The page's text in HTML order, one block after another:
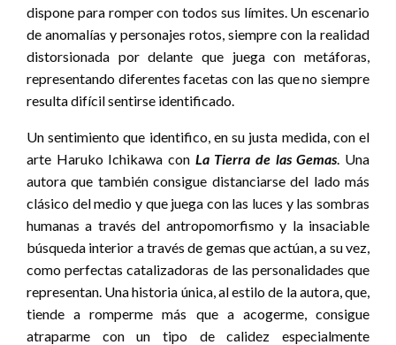
dispone para romper con todos sus límites. Un escenario
de anomalías y personajes rotos, siempre con la realidad
distorsionada por delante que juega con metáforas,
representando diferentes facetas con las que no siempre
resulta difícil sentirse identificado.
Un sentimiento que identifico, en su justa medida, con el
arte Haruko Ichikawa con La Tierra de las Gemas. Una
autora que también consigue distanciarse del lado más
clásico del medio y que juega con las luces y las sombras
humanas a través del antropomorfismo y la insaciable
búsqueda interior a través de gemas que actúan, a su vez,
como perfectas catalizadoras de las personalidades que
representan. Una historia única, al estilo de la autora, que,
tiende a romperme más que a acogerme, consigue
atraparme con un tipo de calidez especialmente